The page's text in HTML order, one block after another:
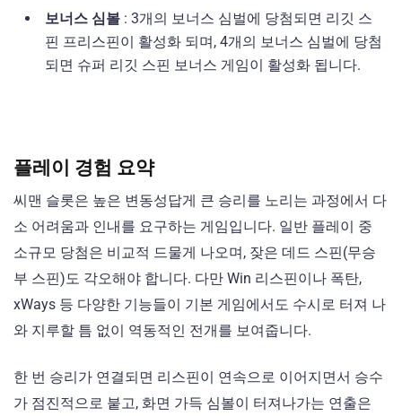
보너스 심볼 : 3개의 보너스 심벌에 당첨되면 리깃 스
핀 프리스핀이 활성화 되며, 4개의 보너스 심벌에 당첨
되면 슈퍼 리깃 스핀 보너스 게임이 활성화 됩니다.
플레이 경험 요약
씨맨 슬롯은 높은 변동성답게 큰 승리를 노리는 과정에서 다
소 어려움과 인내를 요구하는 게임입니다. 일반 플레이 중
소규모 당첨은 비교적 드물게 나오며, 잦은 데드 스핀(무승
부 스핀)도 각오해야 합니다. 다만 Win 리스핀이나 폭탄,
xWays 등 다양한 기능들이 기본 게임에서도 수시로 터져 나
와 지루할 틈 없이 역동적인 전개를 보여줍니다.
한 번 승리가 연결되면 리스핀이 연속으로 이어지면서 승수
가 점진적으로 붙고, 화면 가득 심볼이 터져나가는 연출은